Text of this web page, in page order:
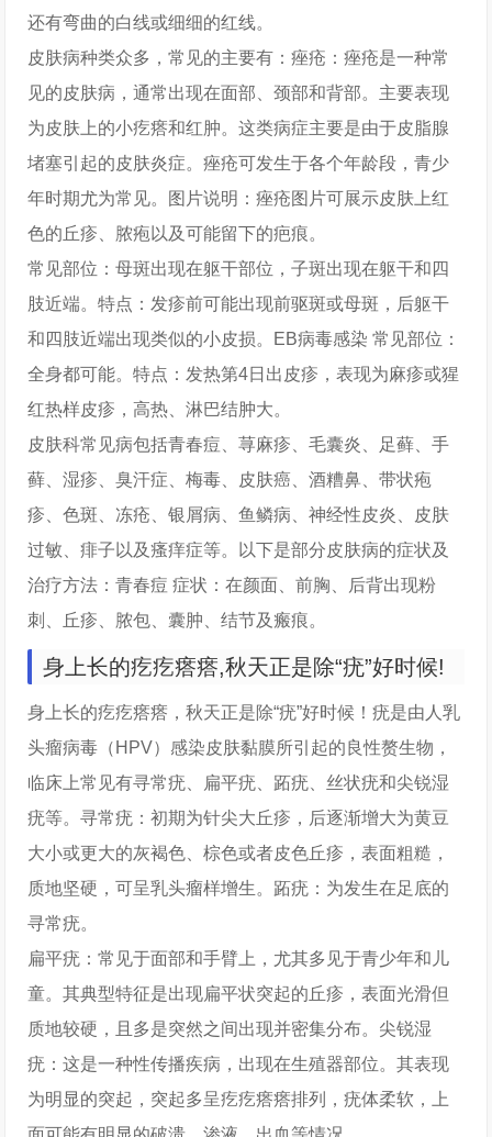
还有弯曲的白线或细细的红线。
皮肤病种类众多，常见的主要有：痤疮：痤疮是一种常
见的皮肤病，通常出现在面部、颈部和背部。主要表现
为皮肤上的小疙瘩和红肿。这类病症主要是由于皮脂腺
堵塞引起的皮肤炎症。痤疮可发生于各个年龄段，青少
年时期尤为常见。图片说明：痤疮图片可展示皮肤上红
色的丘疹、脓疱以及可能留下的疤痕。
常见部位：母斑出现在躯干部位，子斑出现在躯干和四
肢近端。特点：发疹前可能出现前驱斑或母斑，后躯干
和四肢近端出现类似的小皮损。EB病毒感染 常见部位：
全身都可能。特点：发热第4日出皮疹，表现为麻疹或猩
红热样皮疹，高热、淋巴结肿大。
皮肤科常见病包括青春痘、荨麻疹、毛囊炎、足藓、手
藓、湿疹、臭汗症、梅毒、皮肤癌、酒糟鼻、带状疱
疹、色斑、冻疮、银屑病、鱼鳞病、神经性皮炎、皮肤
过敏、痱子以及瘙痒症等。以下是部分皮肤病的症状及
治疗方法：青春痘 症状：在颜面、前胸、后背出现粉
刺、丘疹、脓包、囊肿、结节及瘢痕。
身上长的疙疙瘩瘩,秋天正是除“疣”好时候!
身上长的疙疙瘩瘩，秋天正是除“疣”好时候！疣是由人乳
头瘤病毒（HPV）感染皮肤黏膜所引起的良性赘生物，
临床上常见有寻常疣、扁平疣、跖疣、丝状疣和尖锐湿
疣等。寻常疣：初期为针尖大丘疹，后逐渐增大为黄豆
大小或更大的灰褐色、棕色或者皮色丘疹，表面粗糙，
质地坚硬，可呈乳头瘤样增生。跖疣：为发生在足底的
寻常疣。
扁平疣：常见于面部和手臂上，尤其多见于青少年和儿
童。其典型特征是出现扁平状突起的丘疹，表面光滑但
质地较硬，且多是突然之间出现并密集分布。尖锐湿
疣：这是一种性传播疾病，出现在生殖器部位。其表现
为明显的突起，突起多呈疙疙瘩瘩排列，疣体柔软，上